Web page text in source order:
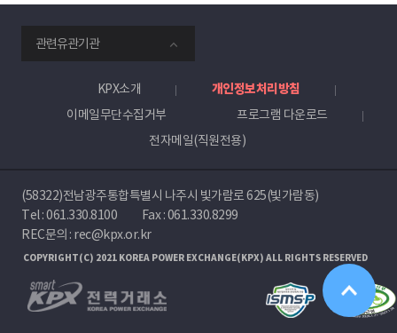
겨
주
세
요
관련유관기관
KPX소개
개인정보처리방침
이메일무단수집거부
프로그램 다운로드
전자메일(직원전용)
(58322)전남광주통합특별시 나주시 빛가람로 625(빛가람동)
Tel :061.330.8100
Fax : 061.330.8299
REC문의 : rec@kpx.or.kr
COPYRIGHT(C) 2021 KOREA POWER EXCHANGE(KPX) ALL RIGHTS RESERVED